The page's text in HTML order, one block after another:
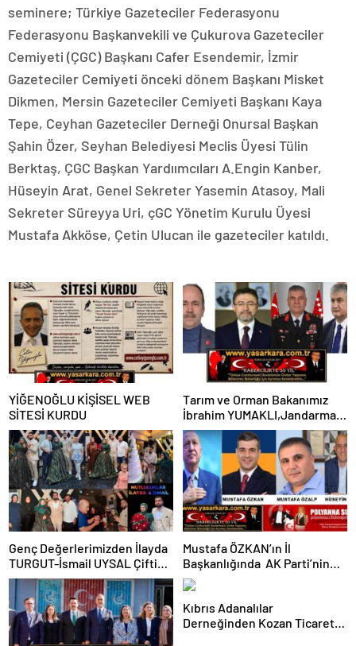
seminere; Türkiye Gazeteciler Federasyonu
Federasyonu Başkanvekili ve Çukurova Gazeteciler
Cemiyeti (ÇGC) Başkanı Cafer Esendemir, İzmir
Gazeteciler Cemiyeti önceki dönem Başkanı Misket
Dikmen, Mersin Gazeteciler Cemiyeti Başkanı Kaya
Tepe, Ceyhan Gazeteciler Derneği Onursal Başkan
Şahin Özer, Seyhan Belediyesi Meclis Üyesi Tülin
Berktaş, ÇGC Başkan Yardıımcıları A.Engin Kanber,
Hüseyin Arat, Genel Sekreter Yasemin Atasoy, Mali
Sekreter Süreyya Uri, çGC Yönetim Kurulu Üyesi
Mustafa Akköse, Çetin Ulucan ile gazeteciler katıldı.
YİĞENOĞLU KİŞİSEL WEB
SİTESİ KURDU
Tarım ve Orman Bakanımız
İbrahim YUMAKLI,Jandarma
Genel Komutanımız Adanalı
Gurur Kaynağımız Orgeneral
Ali ÇARDAKÇI Paşamız ve
Adana Valimiz Mustafa
YAVUZ’un Önemle Dikkatleri
Başta Olmak Üzere; KOZAN
GAZİKÖY’DEN ETKİN DEĞER
“TÜRKEŞ MANGA”DAN
KAMUOYUNA SAYGIYLA…
Genç Değerlerimizden İlayda
TURGUT-İsmail UYSAL Çifti
Görkemli Bir Törenle
Nişanlandı…
Mustafa ÖZKAN’ın İl
Başkanlığında AK Parti’nin
Yeni İl Yönetim Kurulu ve
Başkanlık Divanı Belli Oldu…
Bu arada Cumhurbaşkanımız
ERDOĞAN ve Ak Parti’ye
Kıbrıs Adanalılar
Derneğinden Kozan Ticaret